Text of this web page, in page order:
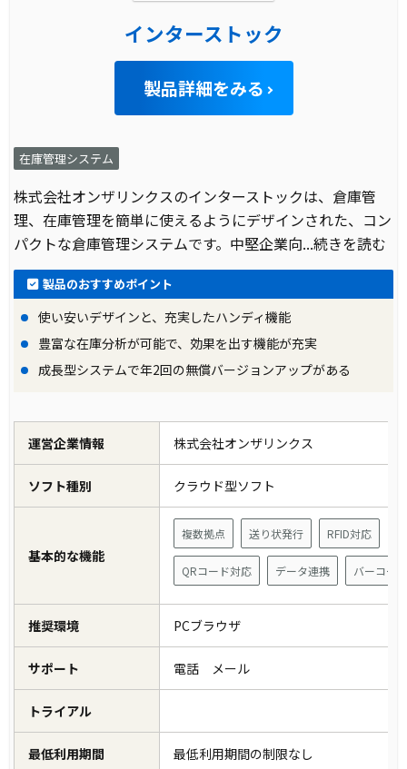
インターストック
製品詳細をみる
在庫管理システム
株式会社オンザリンクスのインターストックは、倉庫管
理、在庫管理を簡単に使えるようにデザインされた、コン
パクトな倉庫管理システムです。中堅企業向...続きを読む
製品のおすすめポイント
使い安いデザインと、充実したハンディ機能
豊富な在庫分析が可能で、効果を出す機能が充実
成長型システムで年2回の無償バージョンアップがある
運営企業情報 株式会社オンザリンクス
ソフト種別 クラウド型ソフト
基本的な機能
複数拠点 送り状発行 RFID対応
QRコード対応 データ連携 バーコー
推奨環境 PCブラウザ
サポート 電話 メール
トライアル
最低利用期間 最低利用期間の制限なし